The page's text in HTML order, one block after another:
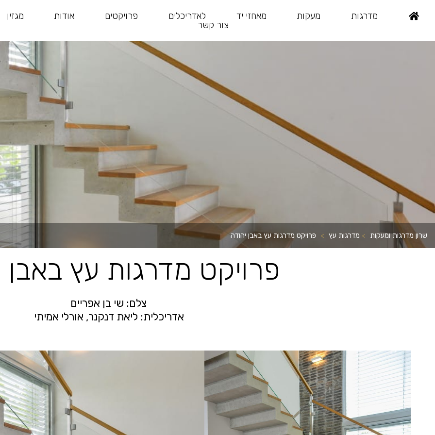
Skip
מדרגות מעקות מאחזי יד לאדריכלים פרויקטים אודות
מגזין
צור קשר
שרון מדרגות ומעקות > מדרגות עץ > פרויקט מדרגות עץ באבן יהודה
פרויקט מדרגות עץ באבן
צלם: שי בן אפריים
אדריכלית: ליאת דנקנר, אורלי אמיתי